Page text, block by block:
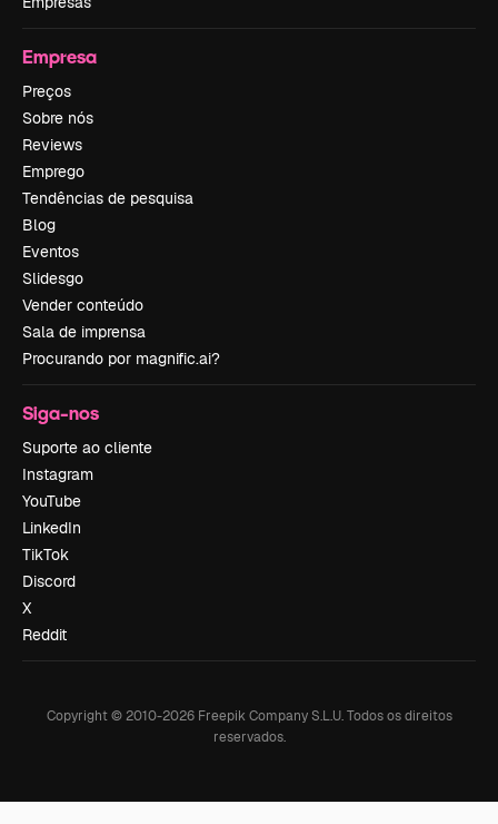
Empresa
Preços
Sobre nós
Reviews
Emprego
Tendências de pesquisa
Blog
Eventos
Slidesgo
Vender conteúdo
Sala de imprensa
Procurando por magnific.ai?
Siga-nos
Suporte ao cliente
Instagram
YouTube
LinkedIn
TikTok
Discord
X
Reddit
Copyright © 2010-2026Freepik Company S.L.U. Todos os direitos
reservados.